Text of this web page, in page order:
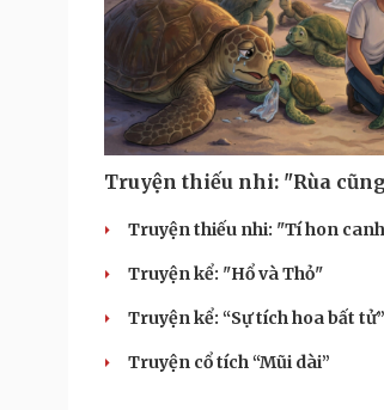
Truyện thiếu nhi: "Rùa
Truyện thiếu nhi: "Tí hon
Truyện kể: "Hổ và Thỏ"
Truyện kể: “Sự tích hoa bất tử”
Truyện cổ tích “Mũi dài”